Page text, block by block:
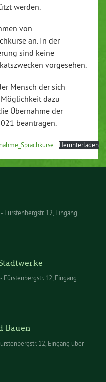
werden.
von
an. In der
sind keine
vorgesehen.
Mensch der sich
dazu
Übernahme der
beantragen.
Herunterladen
Fürstenbergstr. 12, Eingang
Fürstenbergstr. 12, Eingang
Bauen
12, Eingang über